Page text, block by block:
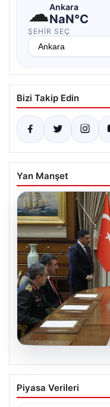
☁Ankara
NaN°C
ŞEHIR SEÇ
Bizi Takip Edin
Yan Manşet
Türk Hava
paşası Özlem
Piyasa Verileri